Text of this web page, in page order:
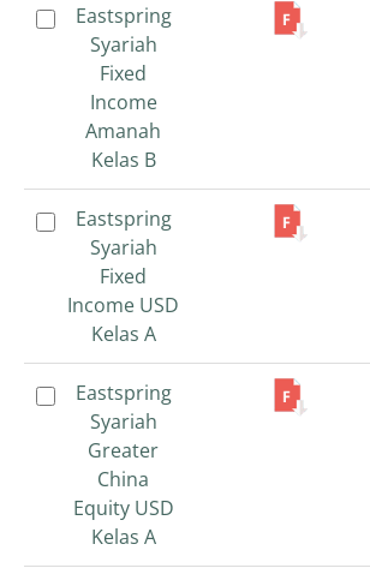
Eastspring
Syariah
Fixed
Income
Amanah
Kelas B
Eastspring
Syariah
Fixed
Income USD
Kelas A
Eastspring
Syariah
Greater
China
Equity USD
Kelas A
Eastspring
Syariah
Fixed
Income
Amanah
Kelas B
Eastspring
Syariah
Fixed
Income USD
Kelas A
Eastspring
Syariah
Greater
China
Equity USD
Kelas A